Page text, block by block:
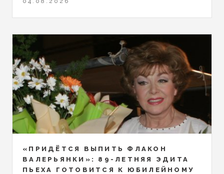
«ПРИДЁТСЯ ВЫПИТЬ ФЛАКОН
ВАЛЕРЬЯНКИ»: 89-ЛЕТНЯЯ ЭДИТА
ПЬЕХА ГОТОВИТСЯ К ЮБИЛЕЙНОМУ